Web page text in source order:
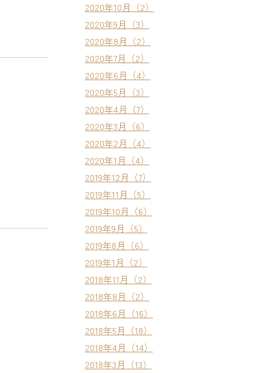
2020年10月（2）
2020年9月（3）
2020年8月（2）
2020年7月（2）
2020年6月（4）
2020年5月（3）
2020年4月（7）
2020年3月（6）
2020年2月（4）
2020年1月（4）
2019年12月（7）
2019年11月（5）
2019年10月（6）
2019年9月（5）
2019年8月（6）
2019年1月（2）
2018年11月（2）
2018年8月（2）
2018年6月（16）
2018年5月（18）
2018年4月（14）
2018年3月（13）